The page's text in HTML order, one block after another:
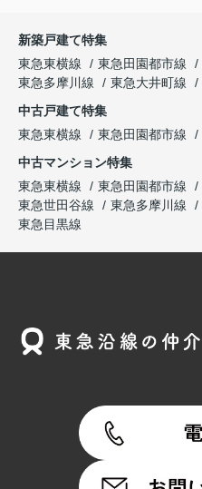
新築戸建て特集
東急東横線
東急田園都市線
東急多摩川線
東急大井町線
中古戸建て特集
東急東横線
東急田園都市線
中古マンション特集
東急東横線
東急田園都市線
東急世田谷線
東急多摩川線
東急目黒線